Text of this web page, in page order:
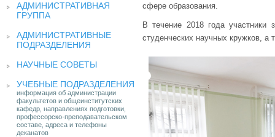
АДМИНИСТРАТИВНАЯ
ГРУППА
АДМИНИСТРАТИВНЫЕ
ПОДРАЗДЕЛЕНИЯ
НАУЧНЫЕ СОВЕТЫ
УЧЕБНЫЕ ПОДРАЗДЕЛЕНИЯ
информация об администрации
факультетов и общеинститутских
кафедр, направлениях подготовки,
профессорско-преподавательском
составе, адреса и телефоны
деканатов
сфере образования.
В течение 2018 года участники
студенческих научных кружков, а